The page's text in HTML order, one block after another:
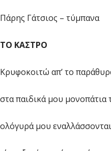
Πάρης Γάτσιος – τύμπανα
ΤΟ ΚΑΣΤΡΟ
Κρυφοκοιτώ απ’ το
στα παιδικά μου μονοπάτια
ολόγυρά μου